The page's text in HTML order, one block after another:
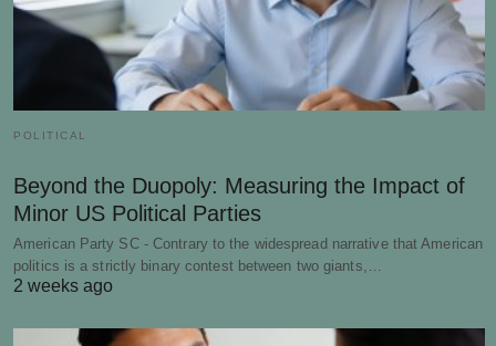
POLITICAL
Beyond the Duopoly: Measuring the Impact of
Minor US Political Parties
American Party SC - Contrary to the widespread narrative that American
politics is a strictly binary contest between two giants,…
2 weeks ago